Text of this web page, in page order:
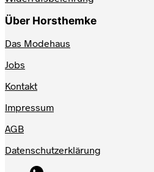
Über Horsthemke
Das Modehaus
Jobs
Kontakt
Impressum
AGB
Datenschutzerklärung